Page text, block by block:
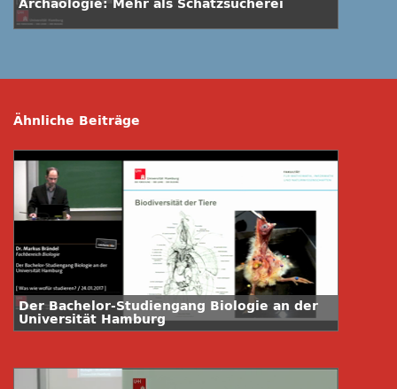
Archäologie: Mehr als Schatzsucherei
Ähnliche Beiträge
Der Bachelor-Studiengang Biologie an der
Universität Hamburg